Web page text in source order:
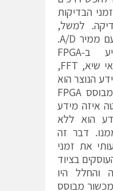
הבדיקות
למשל,
דיגיטייזר המשלב FPGA עם ממיר A/D.
המהנדס יכול להטמיע ב-FPGA
פונקציות כגון מסננים, גלאי שיא, FFT,
הנוצר הוא
שווה ערך, אך דיגיטייזר מבוסס FPGA
איזה מידע
הוא ללא
דבר זה
את זמני
בציוד
והחלל היו
מבוסס